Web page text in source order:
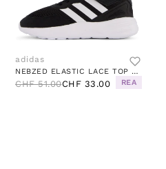
adidas
NEBZED ELASTIC LACE TOP STRAP SHOES CORE BLACK / CLOUD WHITE / CLOUD WHITE
CHF 51.00CHF 33.00 REA